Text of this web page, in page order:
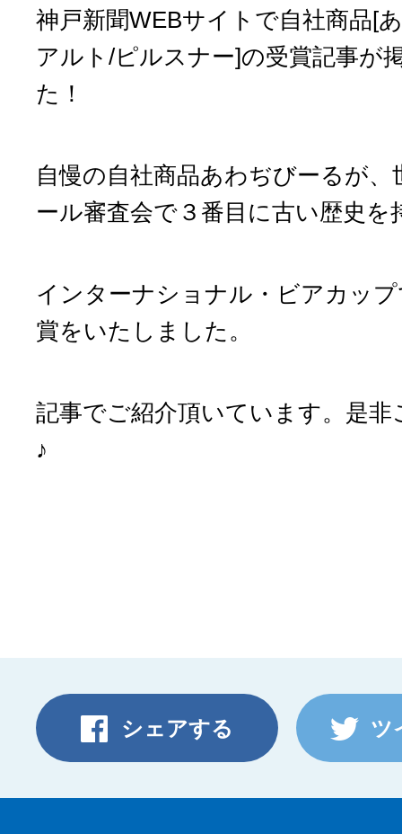
神戸新聞WEBサイトで自社商品[
アルト/ピルスナー]の受賞記事が
た！
自慢の自社商品あわぢびーるが、
ール審査会で３番目に古い歴史を
インターナショナル・ビアカッ
賞をいたしました。
記事でご紹介頂いています。是非
♪
シェアする ツ